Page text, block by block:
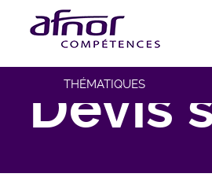
THÉMATIQUES
Fil d'Ariane
Accueil Devis sur mesure
Devis